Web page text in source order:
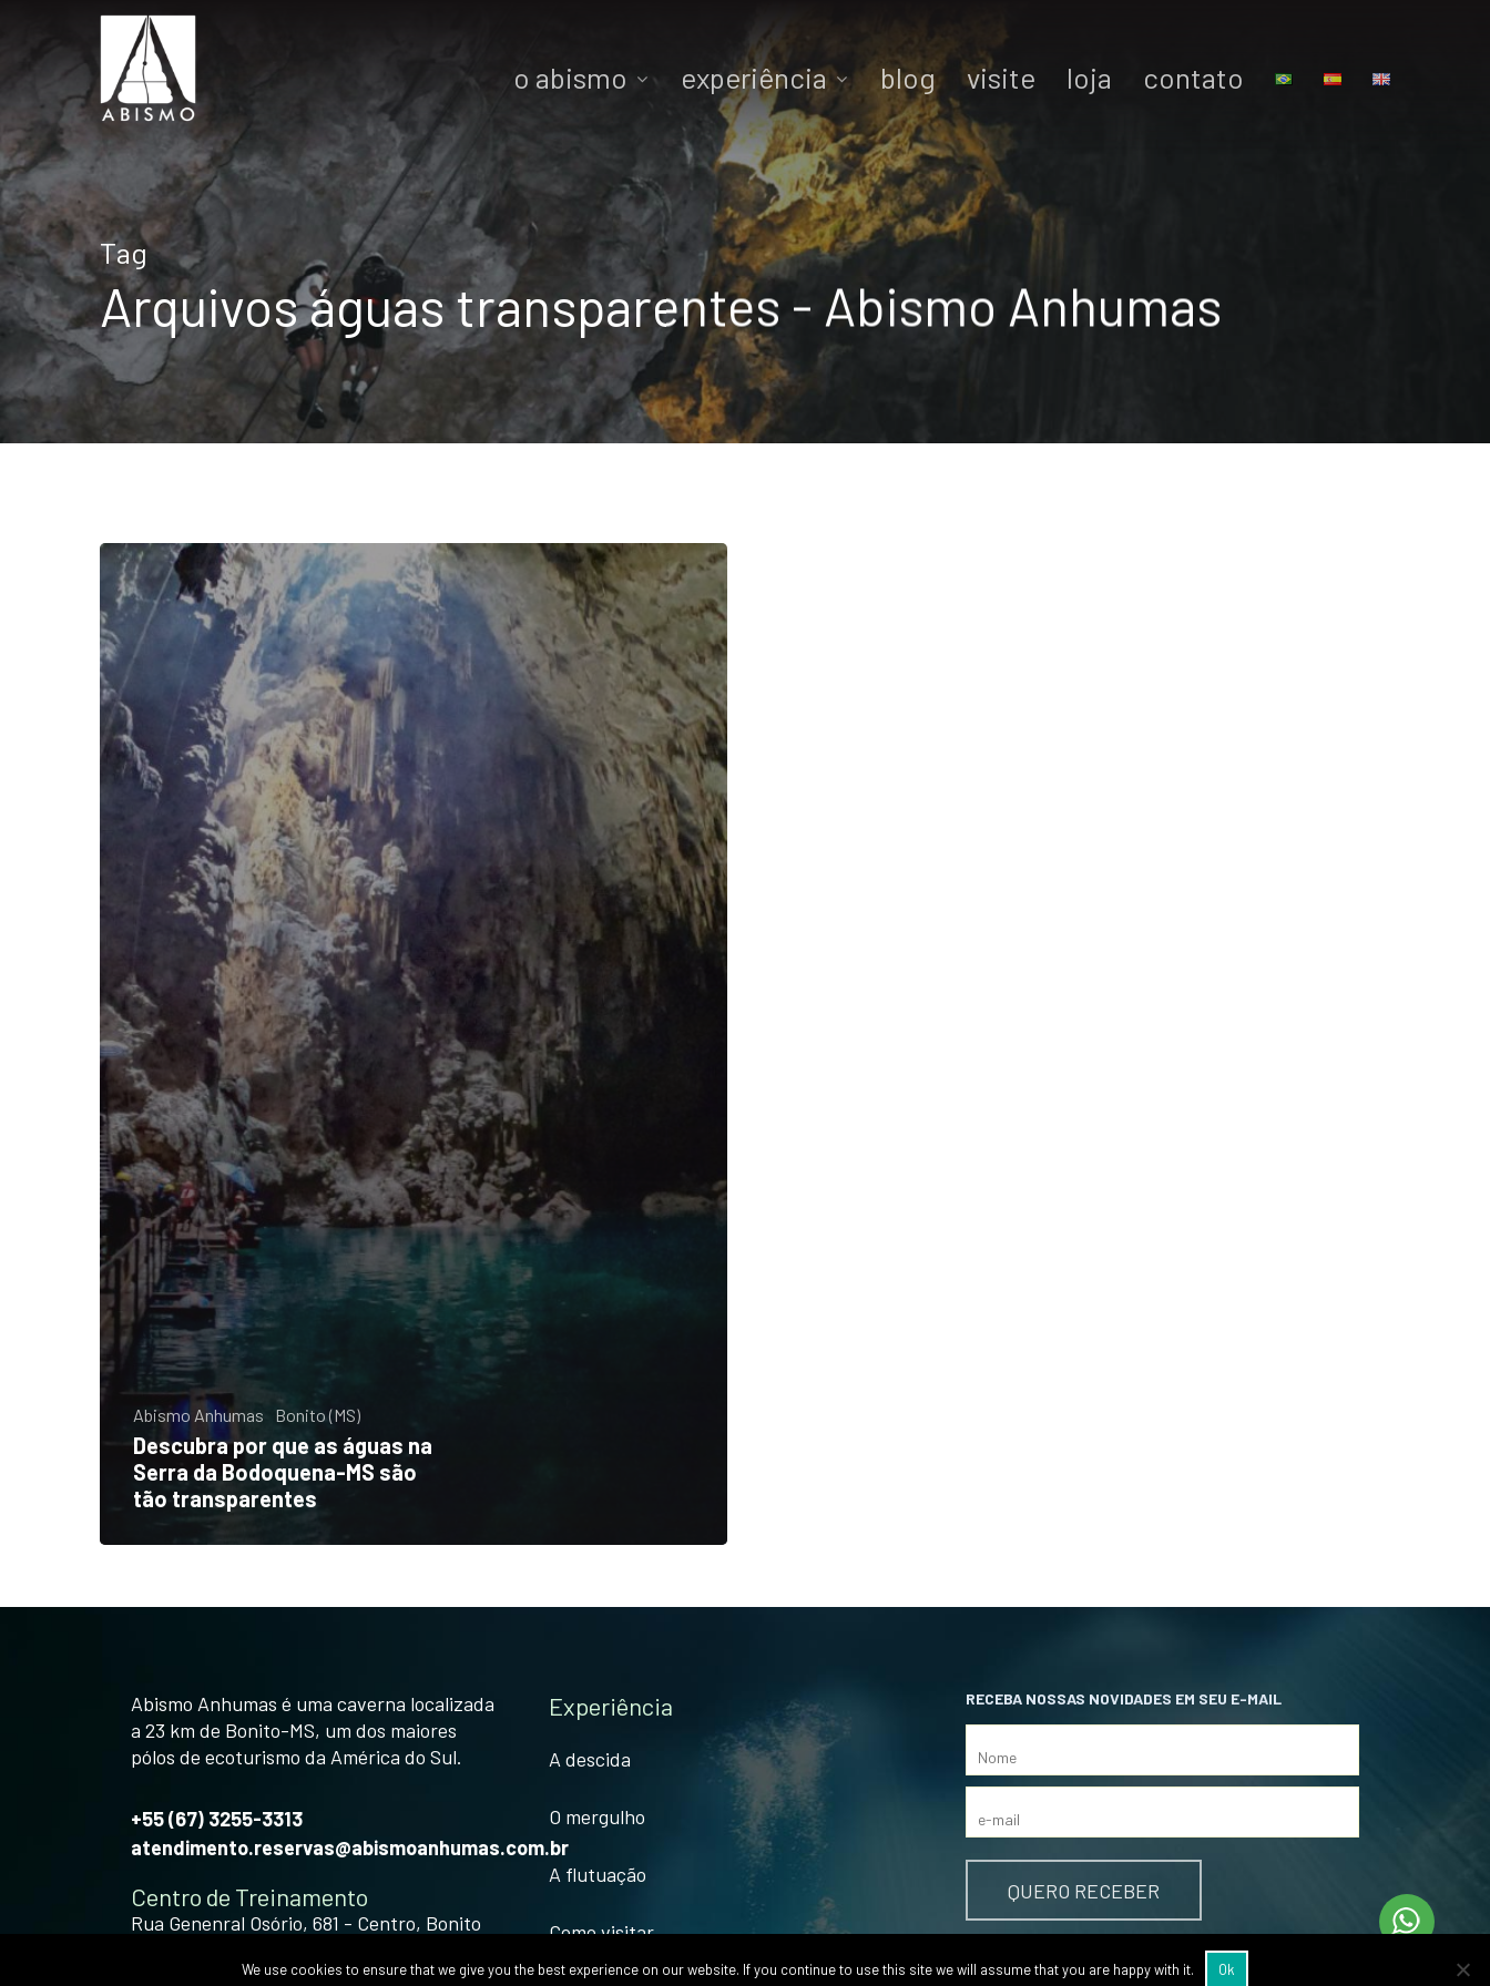
o abismo experiência blog visite loja contato
Tag
Arquivos águas transparentes - Abismo Anhumas
Abismo Anhumas Bonito (MS)
Descubra por que as águas na
Serra da Bodoquena-MS são
tão transparentes
Abismo Anhumas é uma caverna localizada
a 23 km de Bonito-MS, um dos maiores
pólos de ecoturismo da América do Sul.
+55 (67) 3255-3313
atendimento.reservas@abismoanhumas.com.br
Centro de Treinamento
Rua Genenral Osório, 681 - Centro, Bonito
veja como chegar
Experiência
A descida
O mergulho
A flutuação
Como visitar
RECEBA NOSSAS NOVIDADES EM SEU E-MAIL
SIGA-NOS
We use cookies to ensure that we give you the best experience on our website. If you continue to use this site we will assume that you are happy with it. Ok